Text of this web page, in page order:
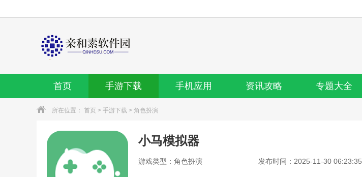
首页 手游下载 手机应用 资讯攻略 专题大全
所在位置： 首页 > 手游下载 > 角色扮演
小马模拟器
游戏类型：角色扮演 发布时间：2025-11-30 06:23:35